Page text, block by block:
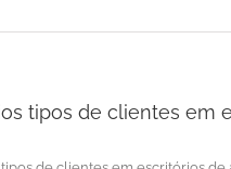
tipos de clientes em